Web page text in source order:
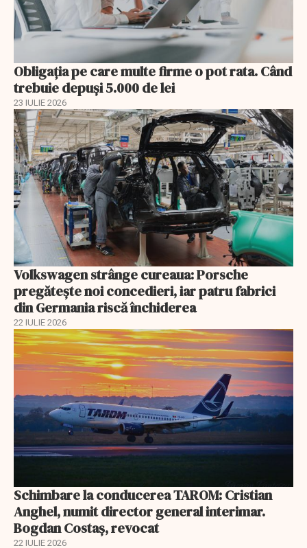
Obligația pe care multe firme o pot rata. Când
trebuie depuși 5.000 de lei
23 IULIE 2026
Volkswagen strânge cureaua: Porsche
pregătește noi concedieri, iar patru fabrici
din Germania riscă închiderea
22 IULIE 2026
Schimbare la conducerea TAROM: Cristian
Anghel, numit director general interimar.
Bogdan Costaș, revocat
22 IULIE 2026